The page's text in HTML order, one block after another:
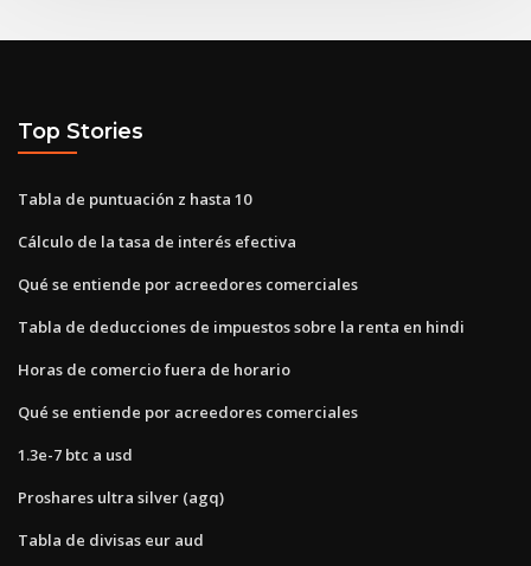
Top Stories
Tabla de puntuación z hasta 10
Cálculo de la tasa de interés efectiva
Qué se entiende por acreedores comerciales
Tabla de deducciones de impuestos sobre la renta en hindi
Horas de comercio fuera de horario
Qué se entiende por acreedores comerciales
1.3e-7 btc a usd
Proshares ultra silver (agq)
Tabla de divisas eur aud